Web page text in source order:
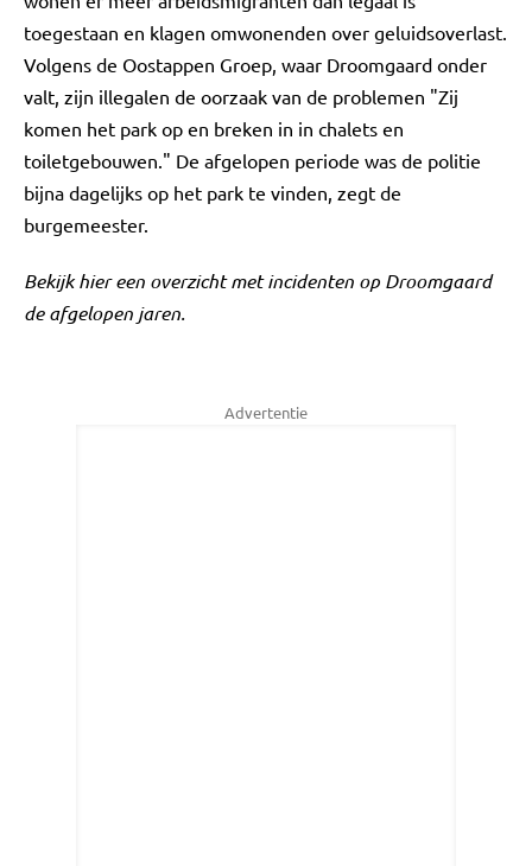
toegestaan en klagen omwonenden over geluidsoverlast.
Volgens de Oostappen Groep, waar Droomgaard onder
valt, zijn illegalen de oorzaak van de problemen "Zij
komen het park op en breken in in chalets en
toiletgebouwen." De afgelopen periode was de politie
bijna dagelijks op het park te vinden, zegt de
burgemeester.
Bekijk hier een overzicht met incidenten op Droomgaard
de afgelopen jaren.
Advertentie